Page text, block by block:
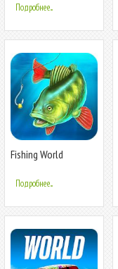
Подробнее...
Fishing World
Подробнее...